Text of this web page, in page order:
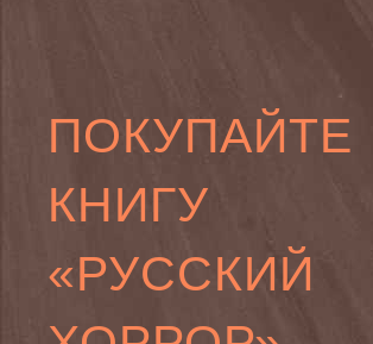
ПОКУПАЙТЕ
КНИГУ
«РУССКИЙ